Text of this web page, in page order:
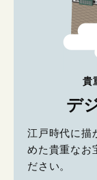
貴
デ
江戸時代に描
めた貴重なお
ださい。